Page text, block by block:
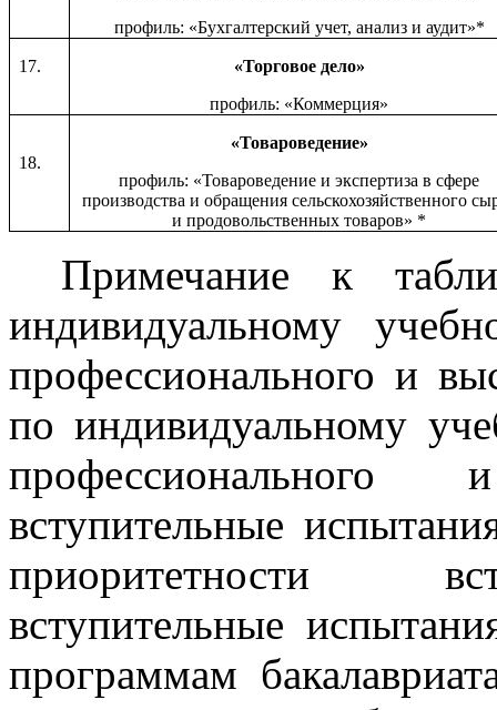
профиль: «Бухгалтерский учет, анализ и аудит»*
17.
«Торговое дело»
профиль: «Коммерция»
18.
«Товароведение»
профиль: «Товароведение и экспертиза в сфере
производства и обращения сельскохозяйственного
и продовольственных товаров» *
Примечание к
индивидуальному
профессионального и
по индивидуальному
вступительные
приоритетности
вступительные
программам